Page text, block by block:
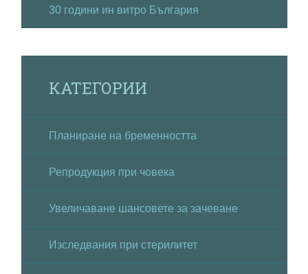
30 години ин витро България
КАТЕГОРИИ
Планиране на бременността
Репродукция при човека
Увеличаване шансовете за зачеване
Изследвания при стерилитет